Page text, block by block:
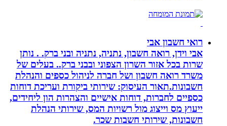
רואי חשבון אבי
אבי וידן, רואה חשבון, נתניה, נתניה ובני ברק. . נותן
שרות בכל אזור השרון הצפוני ובבני ברק.. בעלים של
משרד רואה חשבון ושל חברה לניהול כספים והנהלת
חשבונות.תאור העיסוק: שירותי ביקורת ועריכת דוחות
כספיים לחברות, דוחות אישיים והצהרות הון ליחידים,
ייעוץ מס וייצוג מול רשויות המס, שירותי הנהלת
חשבונות, שירותי חשבות שכר.